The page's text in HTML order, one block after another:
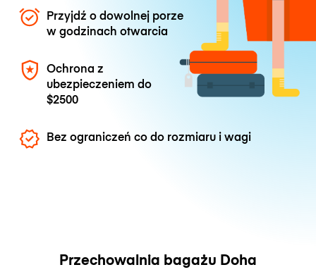
Przyjdź o dowolnej porze
w godzinach otwarcia
Ochrona z
ubezpieczeniem do
$2500
Bez ograniczeń co do rozmiaru i wagi
Przechowalnia bagażu Doha